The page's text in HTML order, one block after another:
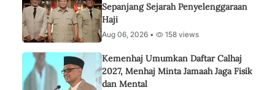
Sepanjang Sejarah Penyelenggaraan
Haji
Aug 06, 2026 • 158 views
Kemenhaj Umumkan Daftar Calhaj
2027, Menhaj Minta Jamaah Jaga Fisik
dan Mental